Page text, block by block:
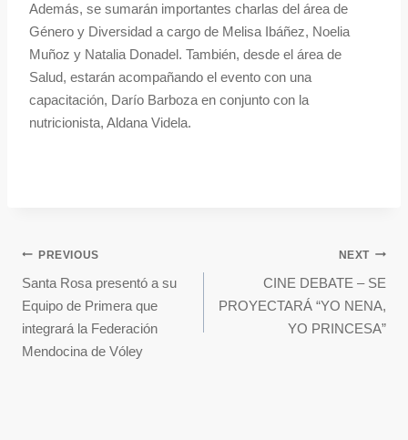
Además, se sumarán importantes charlas del área de
Género y Diversidad a cargo de Melisa Ibáñez, Noelia
Muñoz y Natalia Donadel. También, desde el área de
Salud, estarán acompañando el evento con una
capacitación, Darío Barboza en conjunto con la
nutricionista, Aldana Videla.
PREVIOUS
Santa Rosa presentó a su
Equipo de Primera que
integrará la Federación
Mendocina de Vóley
NEXT
CINE DEBATE – SE
PROYECTARÁ “YO NENA,
YO PRINCESA”